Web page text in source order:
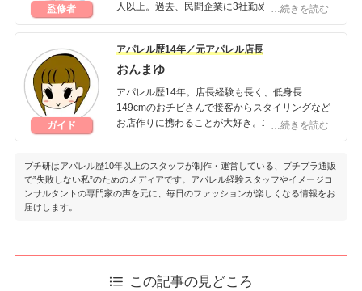
監修者
人以上。過去、民間企業に3社勤め、独立後に株
式会社スタイルクリエーション及び一般社団法人
高いファッションコンサルティングで、確実な美
とオシャレに導く。
【所有資格】
A・F・T 1級色彩コーディネーター(文部科学省認
定 色彩能力検定 1級)
東京商工会議所2級カラーコーディネーター
日本パーソナルカラー協会認定 パーソナルカラ
ーアドバイザー
日本パーソナルカラリスト協会 パーソナルカラ
国際カラーデザイン協会 カラーデザインマスタ
国際カラーデザイン協会 パーソナルスタイリス
…続きを読む
ガイド
アパレル歴14年／元アパレル店長
おんまゆ
アパレル歴14年。店長経験も長く、低身長
149cmのおチビさんで接客からスタイリングなど
お店作りに携わることが大好き。ユニクロ・GU
ど知識は幅広く、豆知識なら右に出るもの無し！
笑
…続きを読む
プチ研はアパレル歴10年以上のスタッフが制作・運営している、プチプラ通販
で”失敗しない私”のためのメディアです。アパレル経験スタッフやイメージコ
ンサルタントの専門家の声を元に、毎日のファッションが楽しくなる情報をお
届けします。
この記事の見どころ